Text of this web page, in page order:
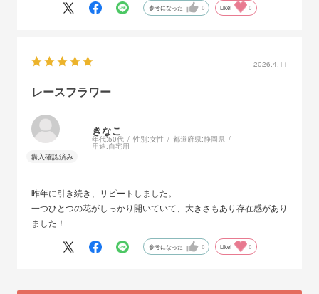
参考になった 0 Like! 0
2026.4.11
レースフラワー
きなこ
年代:50代 性別:女性 都道府県:静岡県
用途:自宅用
昨年に引き続き、リピートしました。
一つひとつの花がしっかり開いていて、大きさもあり存在感があり
ました！
参考になった 0 Like! 0